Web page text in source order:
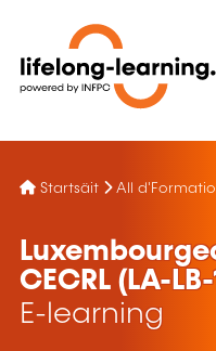
Startsäit All
CECRL (LA-LB-
E-learning